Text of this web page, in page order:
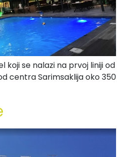
koji se nalazi na prvoj liniji od
centra Sarimsaklija oko 350